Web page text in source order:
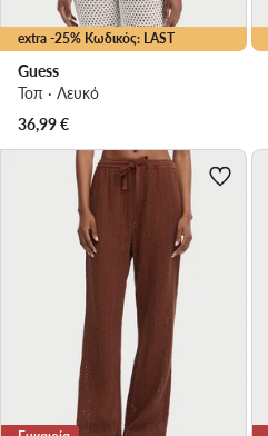
extra -25% Κωδικός: LAST
Guess
Τοπ · Λευκό
36,99€